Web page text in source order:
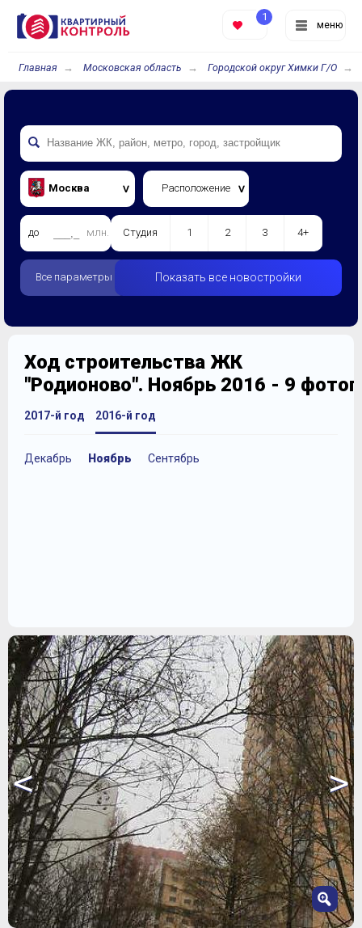
меню
1
Главная Московская область Городской округ Химки Г/О
Москва Расположение
до млн. Студия 1 2 3 4+
Все параметры Показать все новостройки
Ход строительства ЖК
"Родионово". Ноябрь 2016 - 9
2017-й год 2016-й год
Декабрь Ноябрь Сентябрь
< >